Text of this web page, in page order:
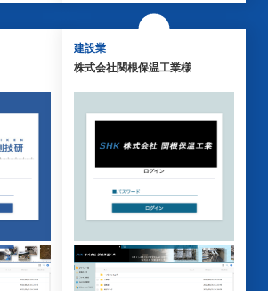
建設業
株式会社関根保温工業様